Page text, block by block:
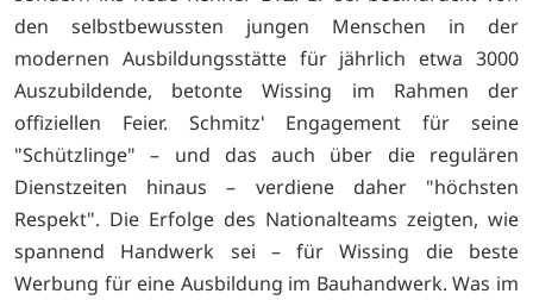
den selbstbewussten jungen Menschen in der
modernen Ausbildungsstätte für jährlich etwa 3000
Auszubildende, betonte Wissing im Rahmen der
offiziellen Feier. Schmitz' Engagement für seine
"Schützlinge" – und das auch über die regulären
Dienstzeiten hinaus – verdiene daher "höchsten
Respekt". Die Erfolge des Nationalteams zeigten, wie
spannend Handwerk sei – für Wissing die beste
Werbung für eine Ausbildung im Bauhandwerk. Was im